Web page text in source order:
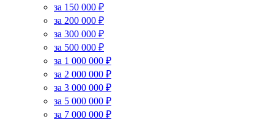
за 150 000 ₽
за 200 000 ₽
за 300 000 ₽
за 500 000 ₽
за 1 000 000 ₽
за 2 000 000 ₽
за 3 000 000 ₽
за 5 000 000 ₽
за 7 000 000 ₽